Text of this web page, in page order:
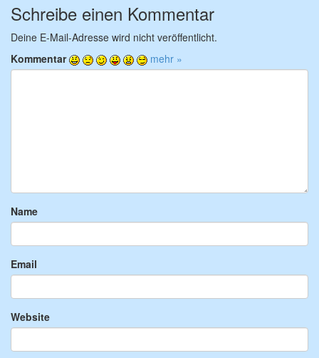
Schreibe einen Kommentar
Deine E-Mail-Adresse wird nicht veröffentlicht.
Kommentar
mehr »
Name
Email
Website